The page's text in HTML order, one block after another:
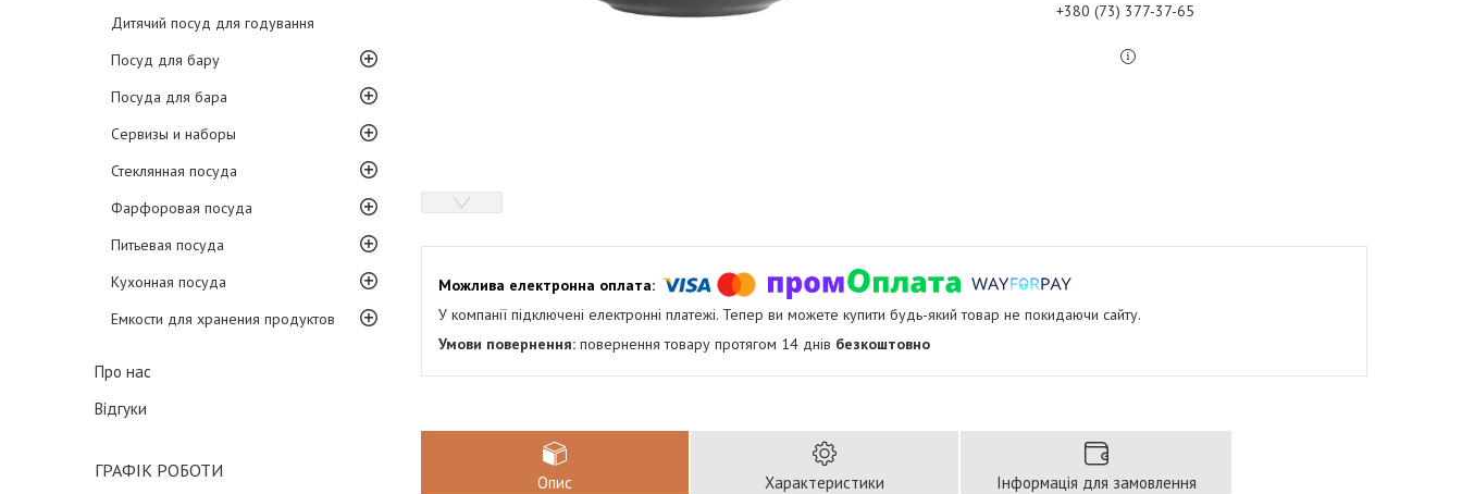
Дитячий посуд для годування
Посуд для бару
Посуда для бара
Сервизы и наборы
Стеклянная посуда
Фарфоровая посуда
Питьевая посуда
Кухонная посуда
Емкости для хранения продуктов
Про нас
Відгуки
ГРАФІК РОБОТИ
+380 (73) 377-37-65
У компанії підключені електронні платежі. Тепер ви можете купити будь-який товар не покидаючи сайту.
повернення товару протягом 14 днів безкоштовно
Опис Характеристики Інформація для замовлення